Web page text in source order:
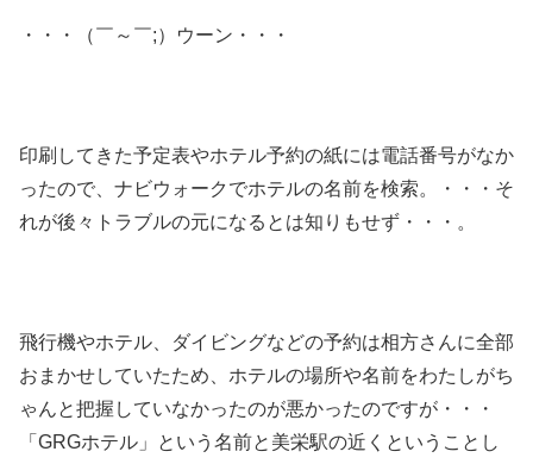
・・・（￣～￣;）ウーン・・・
印刷してきた予定表やホテル予約の紙には電話番号がなか
ったので、ナビウォークでホテルの名前を検索。・・・そ
れが後々トラブルの元になるとは知りもせず・・・。
飛行機やホテル、ダイビングなどの予約は相方さんに全部
おまかせしていたため、ホテルの場所や名前をわたしがち
ゃんと把握していなかったのが悪かったのですが・・・
「GRGホテル」という名前と美栄駅の近くということし